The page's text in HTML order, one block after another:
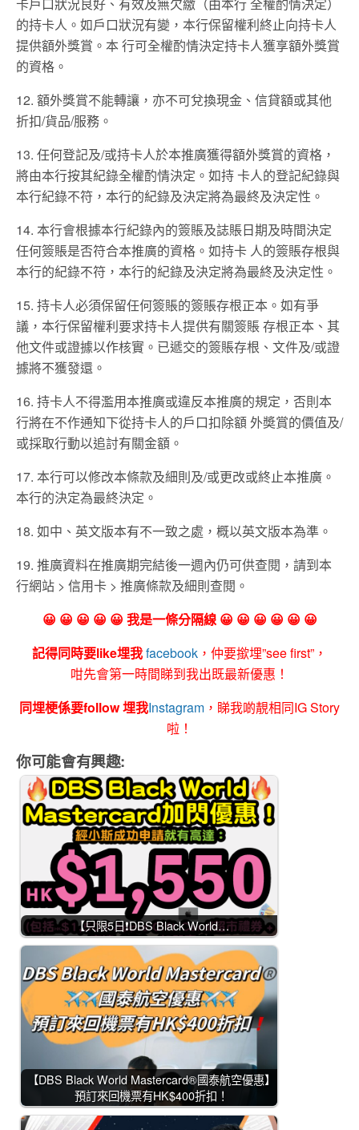
的持卡人。如戶口狀況有變，本行保留權利終止向持卡人
提供額外獎賞。本 行可全權酌情決定持卡人獲享額外獎賞
的資格。
12. 額外獎賞不能轉讓，亦不可兌換現金、信貸額或其他
折扣/貨品/服務。
13. 任何登記及/或持卡人於本推廣獲得額外獎賞的資格，
將由本行按其紀錄全權酌情決定。如持 卡人的登記紀錄與
本行紀錄不符，本行的紀錄及決定將為最終及決定性。
14. 本行會根據本行紀錄內的簽賬及誌賬日期及時間決定
任何簽賬是否符合本推廣的資格。如持卡 人的簽賬存根與
本行的紀錄不符，本行的紀錄及決定將為最終及決定性。
15. 持卡人必須保留任何簽賬的簽賬存根正本。如有爭
議，本行保留權利要求持卡人提供有關簽賬 存根正本、其
他文件或證據以作核實。已遞交的簽賬存根、文件及/或證
據將不獲發還。
16. 持卡人不得濫用本推廣或違反本推廣的規定，否則本
行將在不作通知下從持卡人的戶口扣除額 外奬賞的價值及/
或採取行動以追討有關金額。
17. 本行可以修改本條款及細則及/或更改或終止本推廣。
本行的決定為最終決定。
18. 如中、英文版本有不一致之處，概以英文版本為準。
19. 推廣資料在推廣期完結後一週內仍可供查閱，請到本
行網站 > 信用卡 > 推廣條款及細則查閱。
😀 😀 😀 😀 😀 我是一條分隔線 😀 😀 😀 😀 😀 😀
記得同時要like埋我facebook ，仲要撳埋”see first”，
咁先會第一時間睇到我出既最新優惠！
同埋梗係要follow 埋我Instagram ，睇我啲靚相同IG Story
啦！
你可能會有興趣:
【只限5日❗DBS Black World…
【DBS Black World Mastercard®國泰航空優惠】
預訂來回機票有HK$400折扣！